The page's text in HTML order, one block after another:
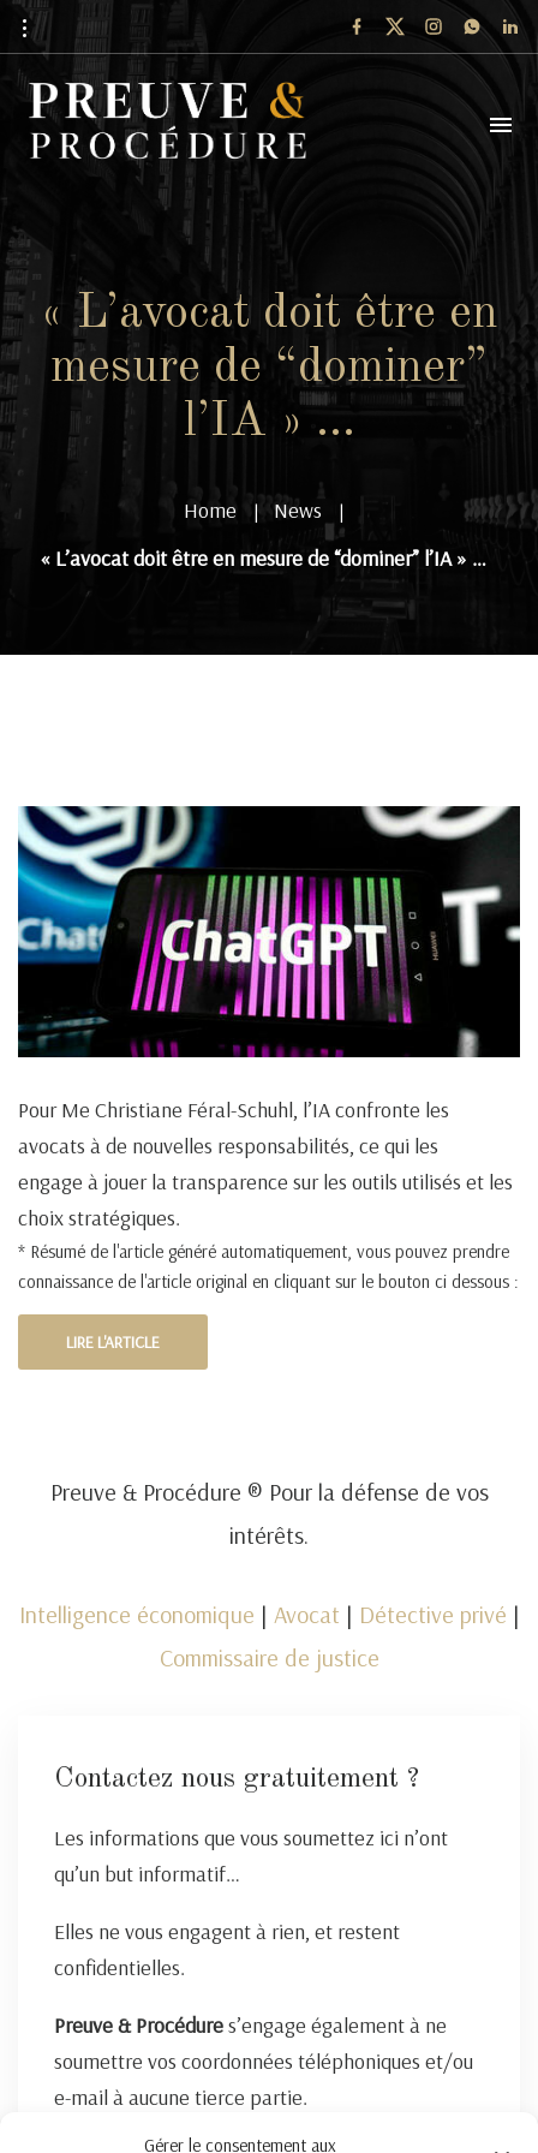
Gérer le consentement aux
« L’avocat doit être en
mesure de “dominer”
l’IA » …
Home | News |
« L’avocat doit être en mesure de “dominer” l’IA » …
Pour Me Christiane Féral-Schuhl, l’IA confronte les
avocats à de nouvelles responsabilités, ce qui les
engage à jouer la transparence sur les outils utilisés et les
choix stratégiques.
* Résumé de l'article généré automatiquement, vous pouvez prendre
connaissance de l'article original en cliquant sur le bouton ci dessous :
LIRE L'ARTICLE
Preuve & Procédure ® Pour la défense de vos
intérêts.
Intelligence économique | Avocat | Détective privé |
Commissaire de justice
Contactez nous gratuitement ?
Les informations que vous soumettez ici n’ont
qu’un but informatif…
Elles ne vous engagent à rien, et restent
confidentielles.
Preuve & Procédures’engage également à ne
soumettre vos coordonnées téléphoniques et/ou
e-mail à aucune tierce partie.